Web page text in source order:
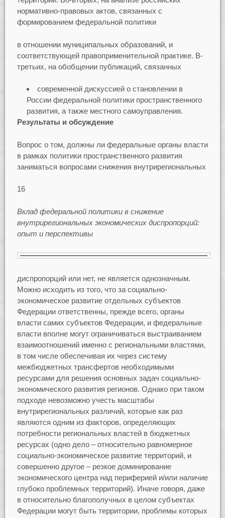
нормативно-правовых актов, связанных с
формированием федеральной политики
в отношении муниципальных образований, и
соответствующей правоприменительной практике. В-
третьих, на обобщении публикаций, связанных
современной дискуссией о становлении в
России федеральной политики пространственного
развития, а также местного самоуправления.
Результаты и обсуждение
Вопрос о том, должны ли федеральные органы власти
в рамках политики пространственного развития
заниматься вопросами снижения внутрирегиональных
16
Вклад федеральной политики в снижение
внутрирегиональных экономических диспропорций:
опыт и перспективы
диспропорций или нет, не является однозначным.
Можно исходить из того, что за социально-
экономическое развитие отдельных субъектов
Федерации ответственны, прежде всего, органы
власти самих субъектов Федерации, и федеральные
власти вполне могут ограничиваться выстраиванием
взаимоотношений именно с региональными властями,
в том числе обеспечивая их через систему
межбюджетных трансфертов необходимыми
ресурсами для решения основных задач социально-
экономического развития регионов. Однако при таком
подходе невозможно учесть масштабы
внутрирегиональных различий, которые как раз
являются одним из факторов, определяющих
потребности региональных властей в бюджетных
ресурсах (одно дело – относительно равномерное
социально-экономическое развитие территорий, и
совершенно другое – резкое доминирование
экономического центра над периферией и/или наличие
глубоко проблемных территорий). Иначе говоря, даже
в относительно благополучных в целом субъектах
Федерации могут быть территории, проблемы которых